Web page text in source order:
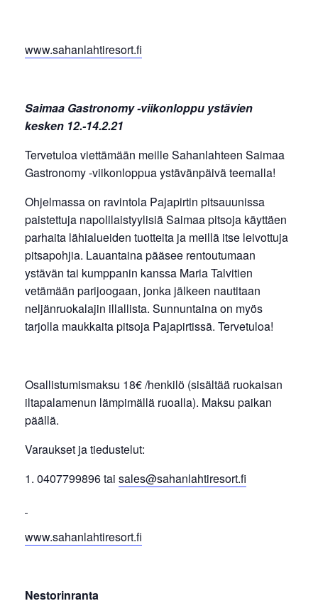
www.sahanlahtiresort.fi
Saimaa Gastronomy -viikonloppu ystävien
kesken 12.-14.2.21
Tervetuloa viettämään meille Sahanlahteen Saimaa
Gastronomy -viikonloppua ystävänpäivä teemalla!
Ohjelmassa on ravintola Pajapirtin pitsauunissa
paistettuja napolilaistyylisiä Saimaa pitsoja käyttäen
parhaita lähialueiden tuotteita ja meillä itse leivottuja
pitsapohjia. Lauantaina pääsee rentoutumaan
ystävän tai kumppanin kanssa Maria Talvitien
vetämään parijoogaan, jonka jälkeen nautitaan
neljänruokalajin illallista. Sunnuntaina on myös
tarjolla maukkaita pitsoja Pajapirtissä. Tervetuloa!
Osallistumismaksu 18€ /henkilö (sisältää ruokaisan
iltapalamenun lämpimällä ruoalla). Maksu paikan
päällä.
Varaukset ja tiedustelut:
0407799896 tai sales@sahanlahtiresort.fi
www.sahanlahtiresort.fi
Nestorinranta